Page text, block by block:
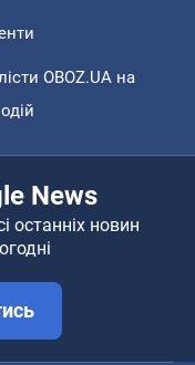
OBOZ.UA на
News
останніх новин